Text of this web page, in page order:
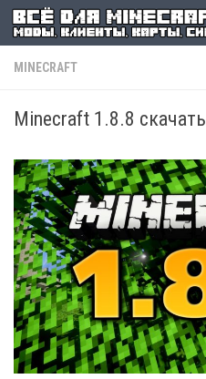
MINECRAFT
Minecraft 1.8.8 скачать